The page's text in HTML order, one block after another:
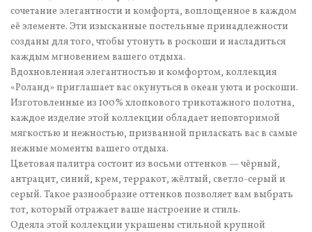
сочетание элегантности и комфорта, воплощенное в каждом
её элементе. Эти изысканные постельные принадлежности
созданы для того, чтобы утонуть в роскоши и насладиться
каждым мгновением вашего отдыха.
Вдохновленная элегантностью и комфортом, коллекция
«Роланд» приглашает вас окунуться в океан уюта и роскоши.
Изготовленные из 100% хлопкового трикотажного полотна,
каждое изделие этой коллекции обладает неповторимой
мягкостью и нежностью, призванной приласкать вас в самые
нежные моменты вашего отдыха.
Цветовая палитра состоит из восьми оттенков — чёрный,
антрацит, синий, крем, терракот, жёлтый, светло-серый и
серый. Такое разнообразие оттенков позволяет вам выбрать
тот, который отражает ваше настроение и стиль.
Одеяла этой коллекции украшены стильной крупной